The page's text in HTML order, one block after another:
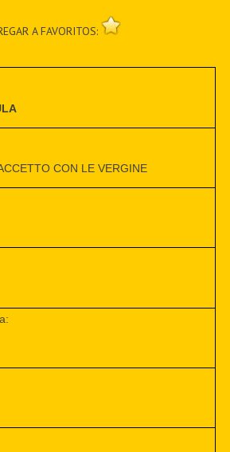
A FAVORITOS:
CON LE VERGINE